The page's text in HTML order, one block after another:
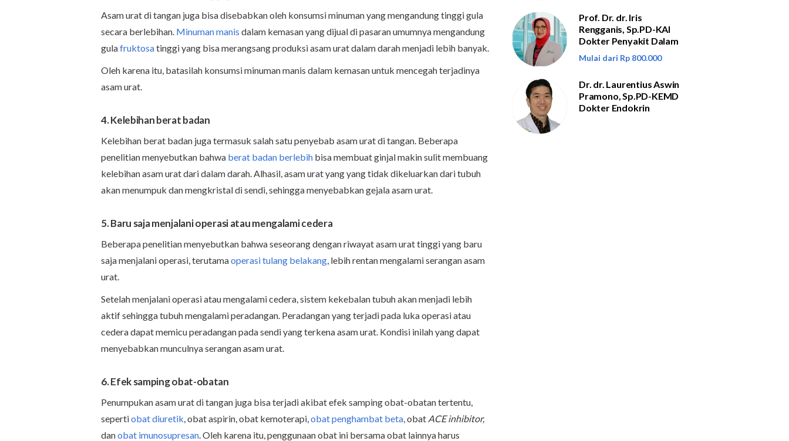
Asam urat di tangan juga bisa disebabkan oleh konsumsi minuman yang mengandung tinggi gula
secara berlebihan. Minuman manis dalam kemasan yang dijual di pasaran umumnya mengandung
gulafruktosatinggi yang bisa merangsang produksi asam urat dalam darah menjadi lebih banyak.
Oleh karena itu, batasilah konsumsi minuman manis dalam kemasan untuk mencegah terjadinya
asam urat.
4. Kelebihan berat badan
Kelebihan berat badan juga termasuk salah satu penyebab asam urat di tangan. Beberapa
penelitian menyebutkan bahwa berat badan berlebih bisa membuat ginjal makin sulit membuang
kelebihan asam urat dari dalam darah. Alhasil, asam urat yang yang tidak dikeluarkan dari tubuh
akan menumpuk dan mengkristal di sendi, sehingga menyebabkan gejala asam urat.
5. Baru saja menjalani operasi atau mengalami cedera
Beberapa penelitian menyebutkan bahwa seseorang dengan riwayat asam urat tinggi yang baru
saja menjalani operasi, terutamaoperasi tulang belakang, lebih rentan mengalami serangan asam
urat.
Setelah menjalani operasi atau mengalami cedera, sistem kekebalan tubuh akan menjadi lebih
aktif sehingga tubuh mengalami peradangan. Peradangan yang terjadi pada luka operasi atau
cedera dapat memicu peradangan pada sendi yang terkena asam urat. Kondisi inilah yang dapat
menyebabkan munculnya serangan asam urat.
6. Efek samping obat-obatan
Penumpukan asam urat di tangan juga bisa terjadi akibat efek samping obat-obatan tertentu,
sepertiobat diuretik, obat aspirin, obat kemoterapi,obat penghambat beta, obat ACE inhibitor,
danobat imunosupresan. Oleh karena itu, penggunaan obat ini bersama obat lainnya harus